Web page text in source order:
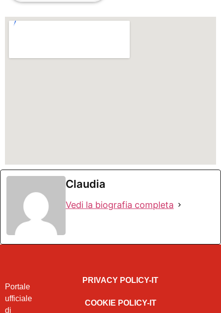
Claudia
Vedi la biografia completa
Portale
ufficiale
di
PRIVACY POLICY-IT
COOKIE POLICY-IT